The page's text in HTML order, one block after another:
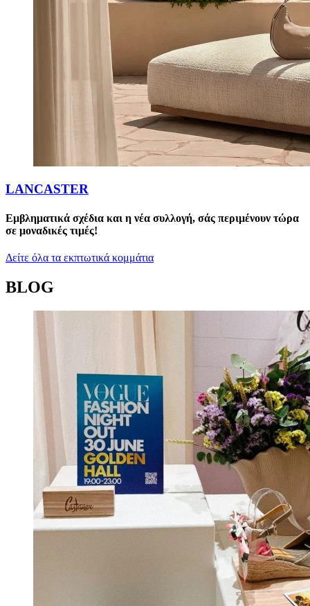
LANCASTER
Εμβληματικά σχέδια και η νέα συλλογή, σάς περιμένουν τώρα
σε μοναδικές τιμές!
Δείτε όλα τα εκπτωτικά κομμάτια
BLOG